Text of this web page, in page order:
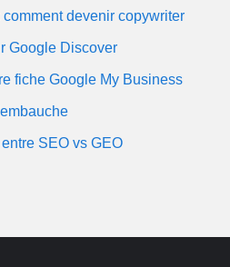
devenir copywriter
Google Discover
fiche Google My Business
SEO vs GEO